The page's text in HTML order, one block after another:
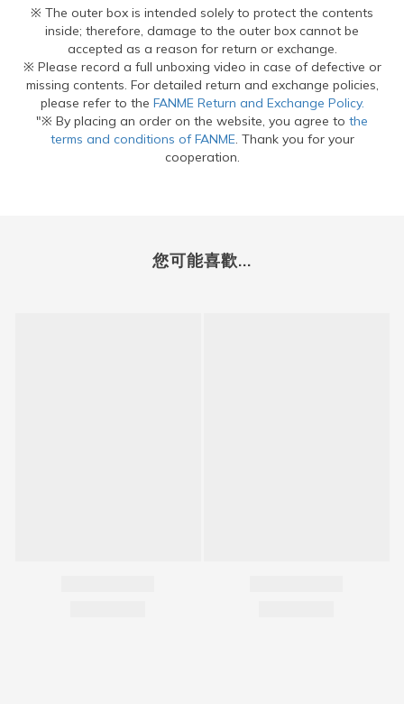
※ The outer box is intended solely to protect the contents
inside; therefore, damage to the outer box cannot be
accepted as a reason for return or exchange.
※ Please record a full unboxing video in case of defective or
missing contents. For detailed return and exchange policies,
please refer to the FANME Return and Exchange Policy.
"※ By placing an order on the website, you agree to the
terms and conditions of FANME. Thank you for your
cooperation.
您可能喜歡...